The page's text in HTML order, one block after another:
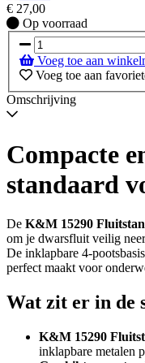
€ 27,00
Op
voorraad
Op voorraad
Voeg toe aan
Voeg toe aan
Omschrijving
Compacte
standaard
De K&M 15290
om je dwarsfluit veilig
De inklapbare 4-
perfect maakt voor
Wat zit er in de
K&M 15290
inklapbare metalen